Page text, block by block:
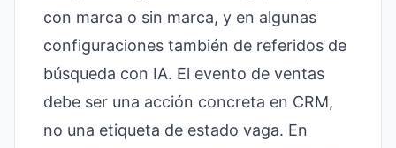
con marca o sin marca, y en algunas
configuraciones también de referidos de
búsqueda con IA. El evento de ventas
debe ser una acción concreta en CRM,
no una etiqueta de estado vaga. En